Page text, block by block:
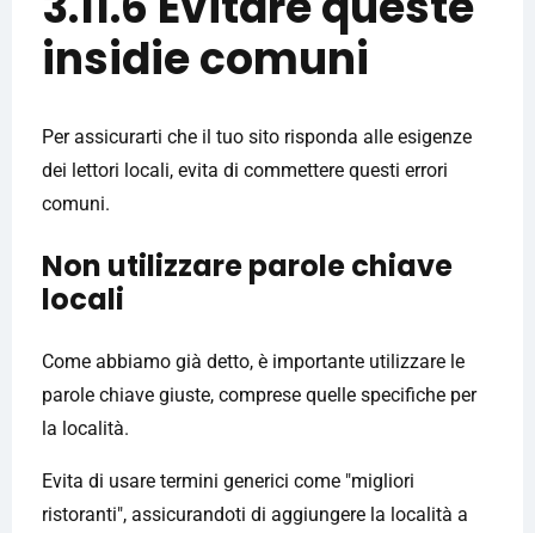
insidie ​​comuni
Per assicurarti che il tuo sito risponda alle esigenze
dei lettori locali, evita di commettere questi errori
comuni.
Non utilizzare parole chiave
locali
Come abbiamo già detto, è importante utilizzare le
parole chiave giuste, comprese quelle specifiche per
la località.
Evita di usare termini generici come "migliori
ristoranti", assicurandoti di aggiungere la località a